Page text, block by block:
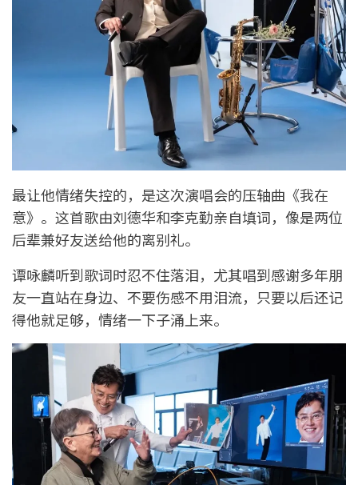
最让他情绪失控的，是这次演唱会的压轴曲《我在
意》。这首歌由刘德华和李克勤亲自填词，像是两位
后辈兼好友送给他的离别礼。
谭咏麟听到歌词时忍不住落泪，尤其唱到感谢多年朋
友一直站在身边、不要伤感不用泪流，只要以后还记
得他就足够，情绪一下子涌上来。